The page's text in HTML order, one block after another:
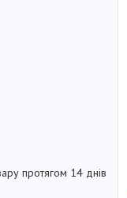
протягом 14 днів